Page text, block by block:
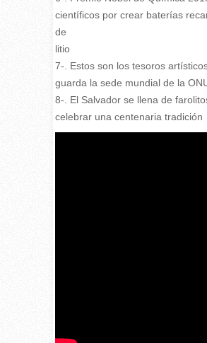
científicos por crear baterías
de
litio
7-. Estos son los tesoros
guarda la sede mundial de la
8-. El Salvador se llena de
celebrar una centenaria tradición